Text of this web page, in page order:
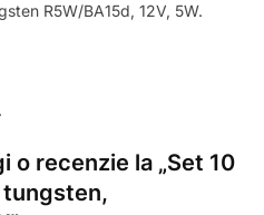
R5W/BA15d, 12V, 5W.
o recenzie la „Set 10